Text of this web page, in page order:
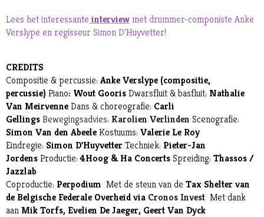
Lees het interessante interview met drummer-componiste Anke
Verslype en regisseur Simon D’Huyvetter!
CREDITS
Compositie & percussie: Anke Verslype (compositie,
percussie) Piano: Wout GoorisDwarsfluit & basfluit: Nathalie
Van MeirvenneDans & choreografie: Carli
GellingsBewegingsadvies: Karolien Verlinden Scenografie:
Simon Van den Abeele Kostuums: Valerie Le Roy
Eindregie: Simon D'HuyvetterTechniek: Pieter-Jan
JordensProductie:4Hoog & Ha Concerts Spreiding: Thassos /
Jazzlab
Coproductie: Perpodium Met de steun van de Tax Shelter van
de Belgische Federale Overheid via Cronos Invest Met dank
aan Mik Torfs, Evelien De Jaeger, Geert Van Dyck